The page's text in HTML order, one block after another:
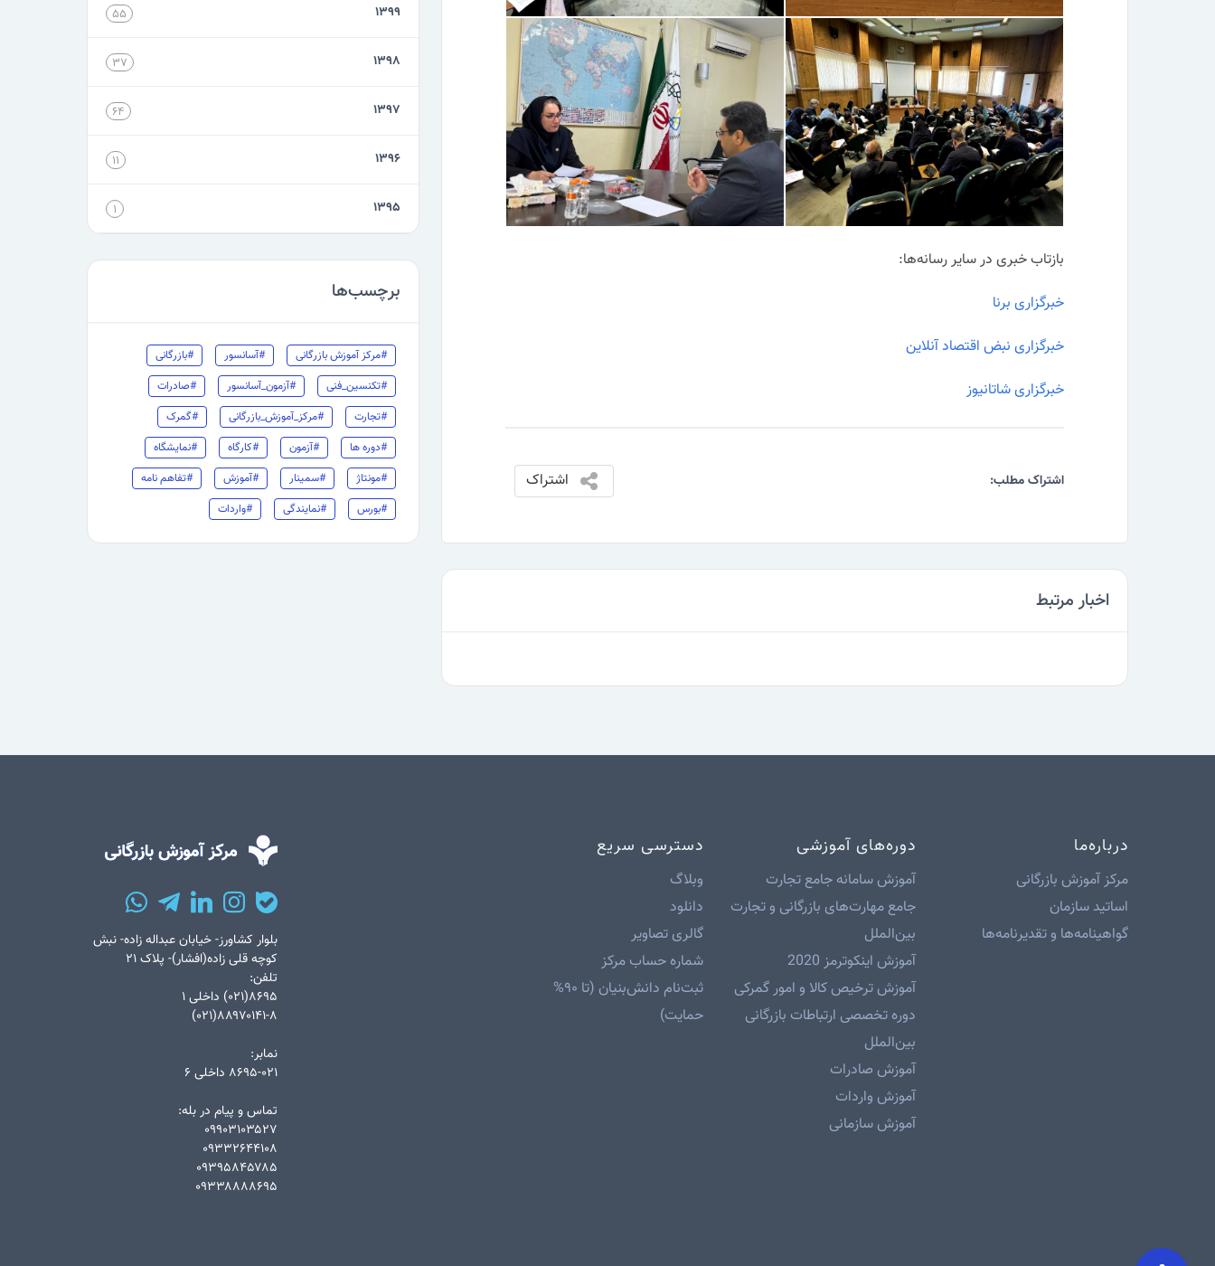
بازتاب خبری در سایر رسانه‌ها:
خبرگزاری برنا
خبرگزاری نبض اقتصاد آنلاین
خبرگزاری شاتانیوز
اشتراک مطلب: اشتراک
اخبار مرتبط
۱۳۹۹ ۵۵
۱۳۹۸ ۳۷
۱۳۹۷ ۶۴
۱۳۹۶ ۱۱
۱۳۹۵ ۱
برچسب‌ها
#مرکز آموزش بازرگانی #آسانسور
#بازرگانی
#تکنسین_فنی
#آزمون_آسانسور
#صادرات
#تجارت
#مرکز_آموزش_بازرگانی
#گمرک
#دوره ها
#آزمون #کارگاه
#نمایشگاه
#مونتاژ
#سمینار #آموزش
#تفاهم نامه
#بورس
#نمایندگی #واردات
درباره‌ما
مرکز آموزش بازرگانی
اساتید سازمان
گواهینامه‌ها و تقدیرنامه‌ها
دوره‌های آموزشی
آموزش سامانه جامع تجارت
جامع مهارت‌های بازرگانی و تجارت
بین‌الملل
آموزش اینکوترمز 2020
آموزش ترخیص کالا و امور گمرکی
دوره تخصصی ارتباطات بازرگانی
بین‌الملل
آموزش صادرات
آموزش واردات
آموزش سازمانی
دسترسی سریع
وبلاگ
دانلود
گالری تصاویر
شماره حساب مرکز
ثبت‌نام دانش‌بنیان (تا ۹۰%
حمایت)
بلوار کشاورز- خیابان عبداله زاده- نبش
کوچه قلی زاده(افشار)- پلاک ۲۱
تلفن:
۸۶۹۵(۰۲۱) داخلی ۱
۸۸۹۷۰۱۴۱-۸(۰۲۱)
نمابر:
۸۶۹۵-۰۲۱ داخلی ۶
تماس و پیام در بله:
۰۹۹۰۳۱۰۳۵۲۷
۰۹۳۳۲۶۴۴۱۰۸
۰۹۳۹۵۸۴۵۷۸۵
۰۹۳۳۸۸۸۸۶۹۵